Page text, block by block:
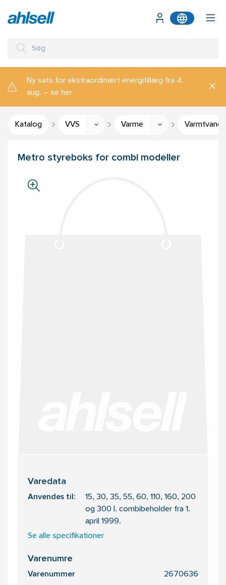
Ny sats for ekstraordinært energitillæg fra 4.
aug. – se her
Katalog VVS Varme
Metro styreboks for combi modeller
Varedata
Anvendes til:
15, 30, 35, 55, 60, 110, 160, 200
og 300 l. combibeholder fra 1.
april 1999.
Se alle specifikationer
Varenumre
Varenummer 2670636